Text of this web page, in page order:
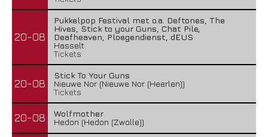
20-08
Pukkelpop Festival met o.a. Deftones, The
Hives, Stick to your Guns, Chat Pile,
Deafheaven, Ploegendienst, dEUS
Hasselt
Tickets
20-08
Stick To Your Guns
Nieuwe Nor (Nieuwe Nor (Heerlen))
Tickets
20-08
Wolfmother
Hedon (Hedon (Zwolle))